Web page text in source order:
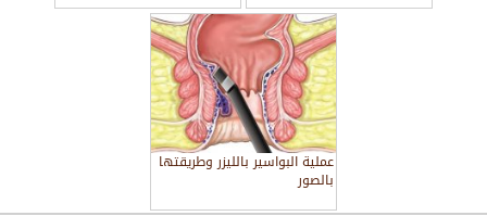
عملية البواسير بالليزر وطريقتها
بالصور